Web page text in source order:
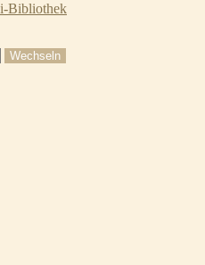
Bibliothek